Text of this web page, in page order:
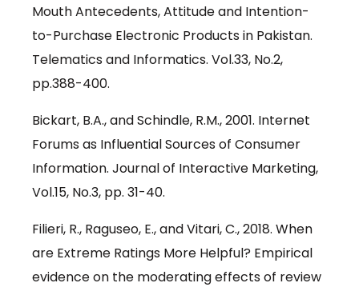
Mouth Antecedents, Attitude and Intention-
to-Purchase Electronic Products in Pakistan.
Telematics and Informatics. Vol.33, No.2,
pp.388-400.
Bickart, B.A., and Schindle, R.M., 2001. Internet
Forums as Influential Sources of Consumer
Information. Journal of Interactive Marketing,
Vol.15, No.3, pp. 31-40.
Filieri, R., Raguseo, E., and Vitari, C., 2018. When
are Extreme Ratings More Helpful? Empirical
evidence on the moderating effects of review